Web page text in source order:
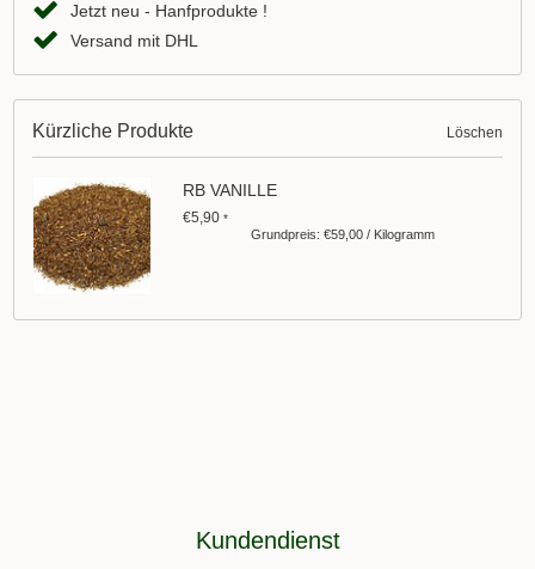
Jetzt neu - Hanfprodukte !
Versand mit DHL
Kürzliche Produkte Löschen
RB VANILLE
€5,90*
Grundpreis: €59,00 / Kilogramm
Kundendienst